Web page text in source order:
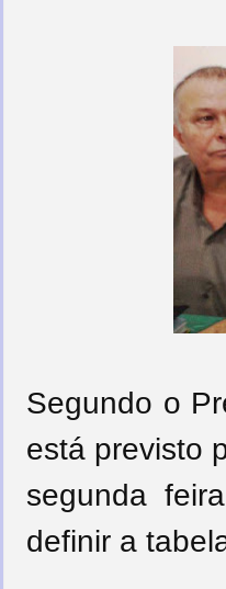
Segundo o
está previsto
segunda
definir a